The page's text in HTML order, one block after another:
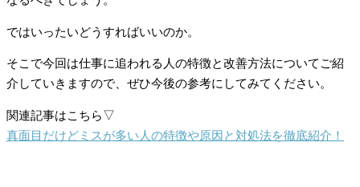
ではいったいどうすればいいのか。
そこで今回は仕事に追われる人の特徴と改善方法についてご紹
介していきますので、ぜひ今後の参考にしてみてください。
関連記事はこちら▽
真面目だけどミスが多い人の特徴や原因と対処法を徹底紹介！